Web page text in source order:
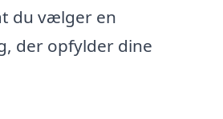
du vælger en
der opfylder dine